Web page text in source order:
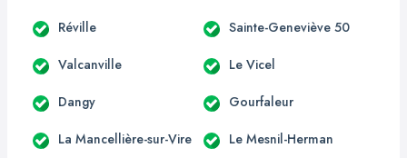
Réville Sainte-Geneviève 50
Valcanville Le Vicel
Dangy Gourfaleur
La Mancellière-sur-Vire Le Mesnil-Herman